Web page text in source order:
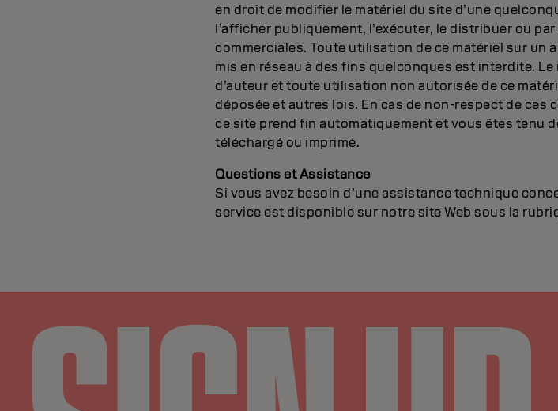
en droit de modifier le matériel du site d’une
l’afficher publiquement, l’exécuter, le distribuer ou
commerciales. Toute utilisation de ce matériel sur un
mis en réseau à des fins quelconques est interdite.
d’auteur et toute utilisation non autorisée de ce
déposée et autres lois. En cas de non-respect de
ce site prend fin automatiquement et vous êtes tenu
téléchargé ou imprimé.
Questions et Assistance
Si vous avez besoin d’une assistance technique
service est disponible sur notre site Web sous la